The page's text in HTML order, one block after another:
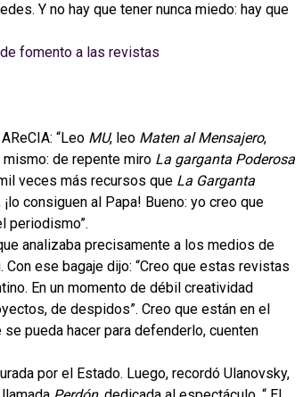
Y no hay que tener nunca miedo: hay que
“Leo MU, leo Maten al Mensajero,
de repente miro La garganta Poderosa
veces más recursos que La Garganta
consiguen al Papa! Bueno: yo creo que
periodismo”.
analizaba precisamente a los medios de
ese bagaje dijo: “Creo que estas revistas
En un momento de débil creatividad
de despidos”. Creo que están en el
pueda hacer para defenderlo, cuenten
por el Estado. Luego, recordó Ulanovsky,